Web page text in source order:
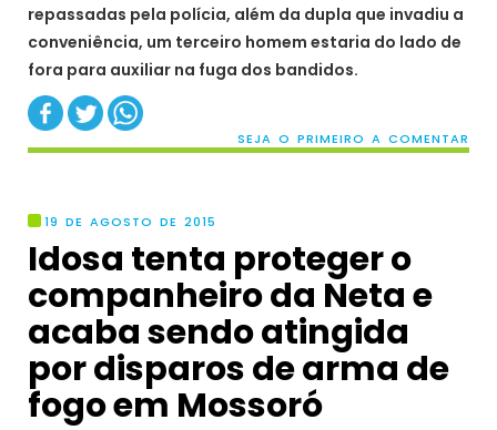
repassadas pela polícia, além da dupla que invadiu a
conveniência, um terceiro homem estaria do lado de
fora para auxiliar na fuga dos bandidos.
SEJA O PRIMEIRO A COMENTAR
19 DE AGOSTO DE 2015
Idosa tenta proteger o
companheiro da Neta e
acaba sendo atingida
por disparos de arma de
fogo em Mossoró